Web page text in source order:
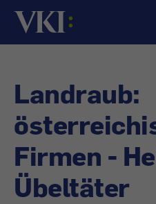
Startseite
Landraub:
Firmen -
Übeltäter